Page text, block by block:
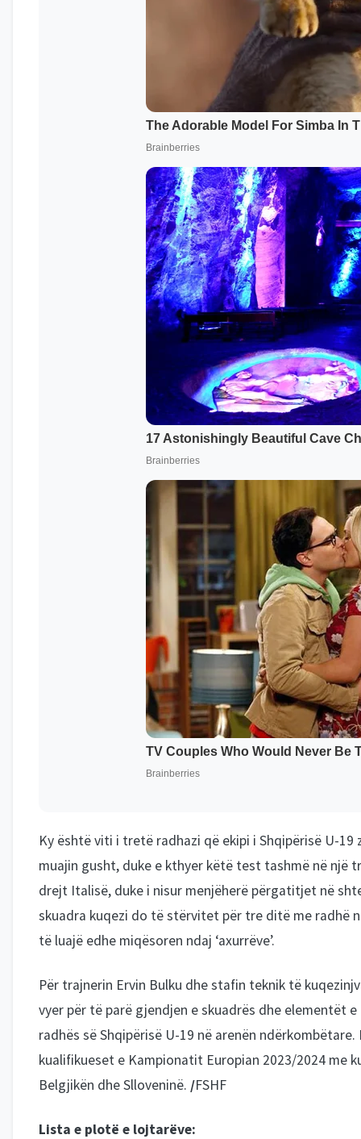
Ky është viti i tretë radhazi që ekipi i Shqipërisë U-
muajin gusht, duke e kthyer këtë test tashmë në
drejt Italisë, duke i nisur menjëherë përgatitjet në
skuadra kuqezi do të stërvitet për tre ditë me radhë
të luajë edhe miqësoren ndaj ‘axurrëve’.
Për trajnerin Ervin Bulku dhe stafin teknik të
vyer për të parë gjendjen e skuadrës dhe elementët
radhës së Shqipërisë U-19 në arenën
kualifikueset e Kampionatit Europian 2023/2024 me
Belgjikën dhe Slloveninë. /FSHF
Lista e plotë e lojtarëve: